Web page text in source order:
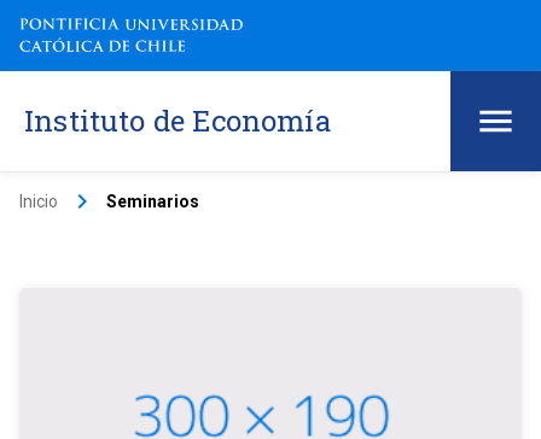
Instituto de Economía
Inicio keyboard_arrow_right Seminarios